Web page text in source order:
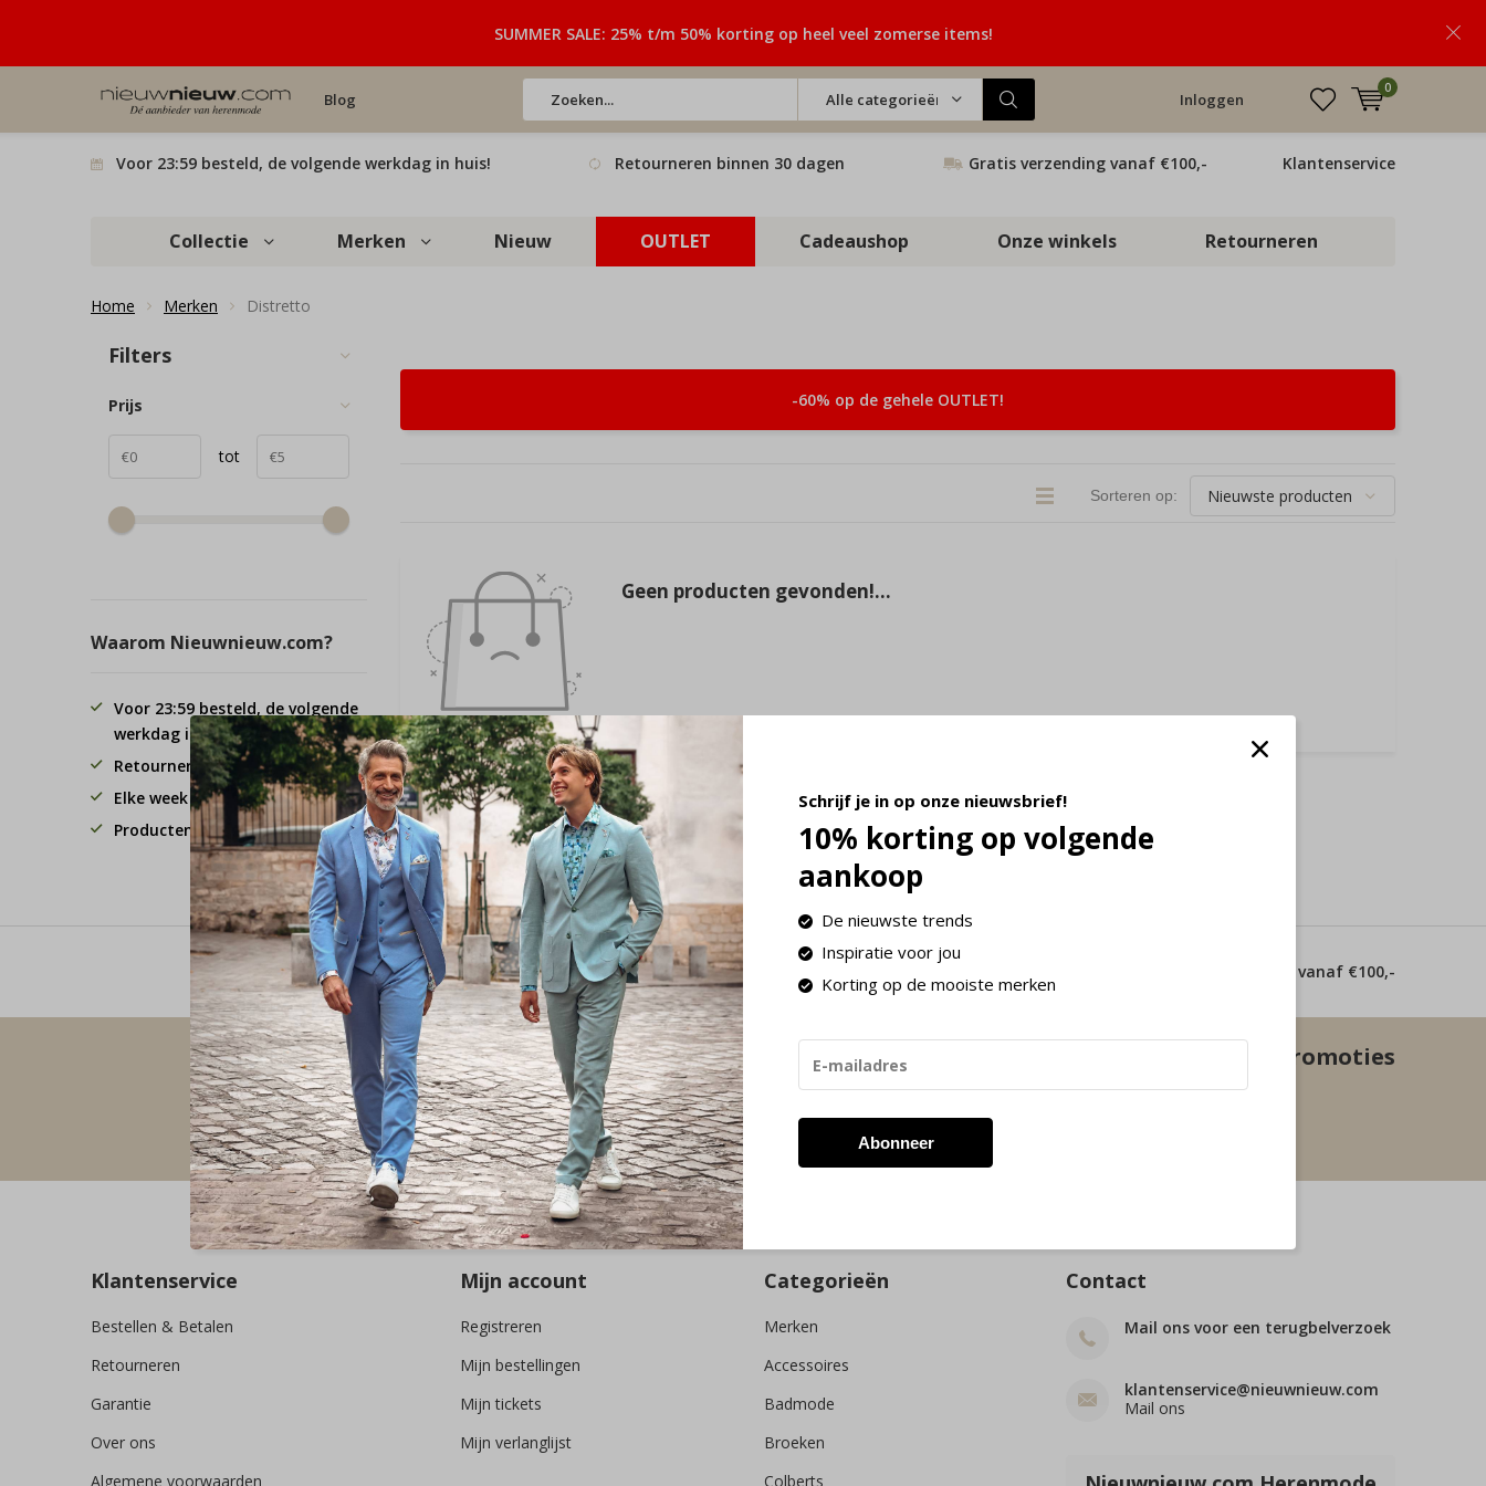
Blog Alle categorieën Inloggen
0
SUMMER SALE: 25% t/m 50% korting op heel veel zomerse items!
Voor 23:59 besteld, de volgende werkdag in huis! Retourneren binnen 30 dagen Gratis verzending vanaf €100,- Klantenservice
Collectie Merken Nieuw OUTLET Cadeaushop Onze winkels Retourneren
Home Merken Distretto
-60% op de gehele OUTLET!
Sorteren op:
Geen producten gevonden!...
Filters
Prijs
tot
Waarom Nieuwnieuw.com?
Voor 23:59 besteld, de volgende
werkdag in huis!
Retourneren binnen 30 dagen.
Elke week 3 koopavonden
Producten van hoge kwaliteit
Schrijf je in op onze nieuwsbrief!
10% korting op volgende
aankoop
De nieuwste trends
Inspiratie voor jou
Korting op de mooiste merken
Abonneer
Voor 23:59 besteld, de volgende werkdag in huis! Gratis verzending vanaf €100,-
Volg ons Ontvang de nieuwste aanbiedingen en promoties
Klantenservice
Bestellen & Betalen
Retourneren
Garantie
Over ons
Algemene voorwaarden
Mijn account
Registreren
Mijn bestellingen
Mijn tickets
Mijn verlanglijst
Categorieën
Merken
Accessoires
Badmode
Broeken
Colberts
Contact
Mail ons voor een terugbelverzoek
klantenservice@nieuwnieuw.com
Mail ons